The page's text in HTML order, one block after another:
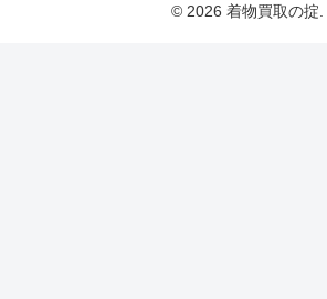
© 2026 着物買取の掟.